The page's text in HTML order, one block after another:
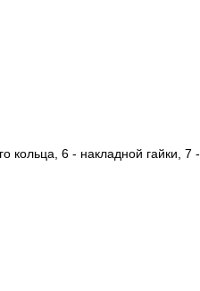
кольца, 6 - накладной гайки, 7 -